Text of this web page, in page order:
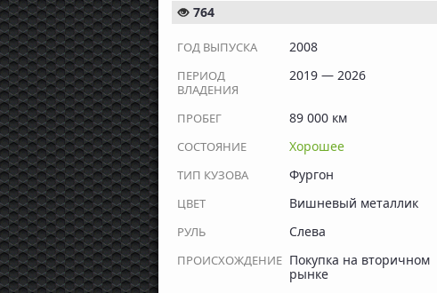
764
ГОД ВЫПУСКА 2008
ПЕРИОД
ВЛАДЕНИЯ
2019 — 2026
ПРОБЕГ 89 000 км
СОСТОЯНИЕ Хорошее
ТИП КУЗОВА Фургон
ЦВЕТ Вишневый металлик
РУЛЬ Слева
ПРОИСХОЖДЕНИЕ Покупка на вторичном
рынке